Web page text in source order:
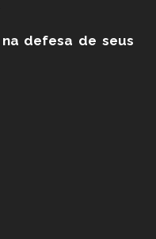
na defesa de seus